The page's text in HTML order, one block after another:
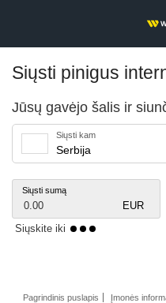
Siųsti pinigus
Jūsų gavėjo šalis ir
Siųsti kam
Siųsti sumą
EUR
0.00
Siųskite iki
Pagrindinis puslapis Įmonės